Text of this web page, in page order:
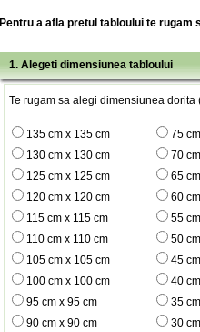
Pentru a afla pretul tabloului te rugam
1. Alegeti dimensiunea tabloului
Te rugam sa alegi dimensiunea dorita
135 cm x 135 cm
75
130 cm x 130 cm
70
125 cm x 125 cm
65
120 cm x 120 cm
60
115 cm x 115 cm
55
110 cm x 110 cm
50
105 cm x 105 cm
45
100 cm x 100 cm
40
95 cm x 95 cm
35
90 cm x 90 cm
30